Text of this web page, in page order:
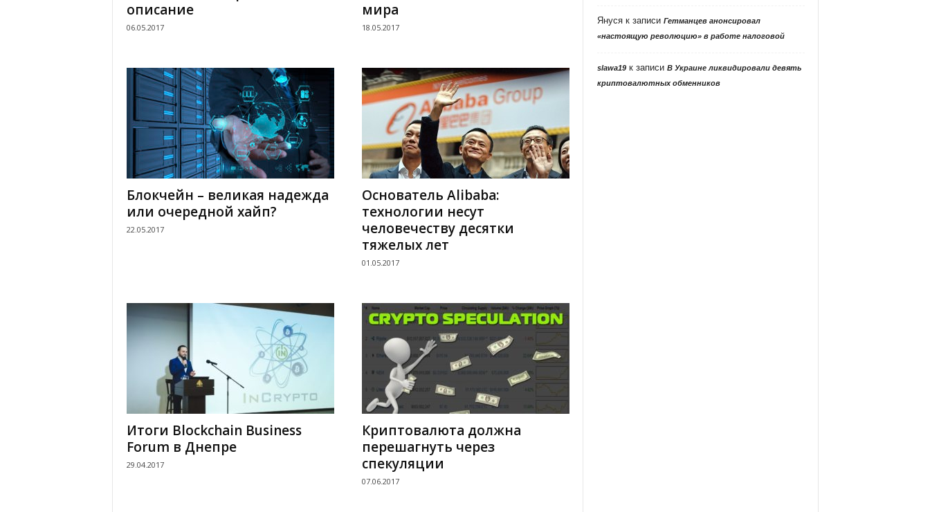
описание
06.05.2017
мира
18.05.2017
Блокчейн – великая надежда
или очередной хайп?
22.05.2017
Основатель Alibaba:
технологии несут
человечеству десятки
тяжелых лет
01.05.2017
Итоги Blockchain Business
Forum в Днепре
29.04.2017
Криптовалюта должна
перешагнуть через
спекуляции
07.06.2017
Янусяк записи Гетманцев анонсировал
«настоящую революцию» в работе налоговой
slawa19к записи В Украине ликвидировали девять
криптовалютных обменников